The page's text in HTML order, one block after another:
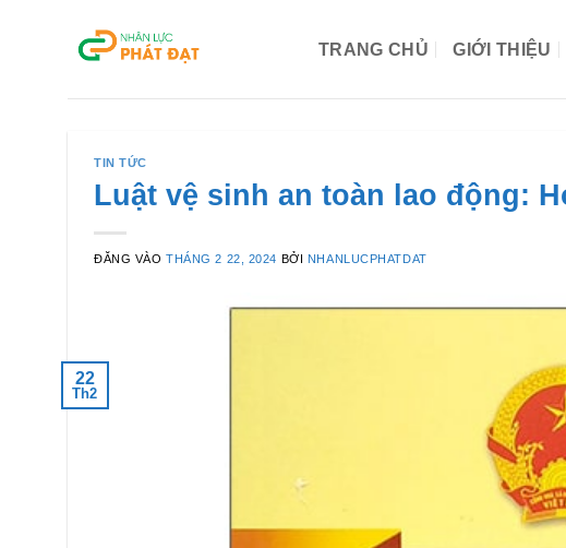
TRANG CHỦ GIỚI THIỆU
TIN TỨC
Luật vệ sinh an toàn lao động:
ĐĂNG VÀOTHÁNG 2 22, 2024 BỞI NHANLUCPHATDAT
22
Th2